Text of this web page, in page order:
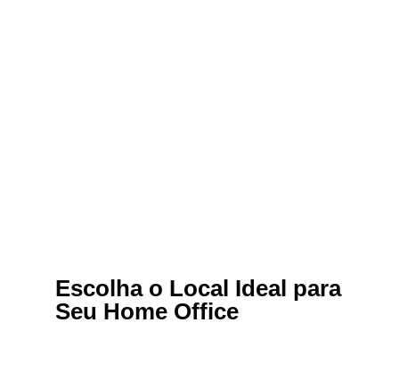
Escolha o Local Ideal para
Seu Home Office